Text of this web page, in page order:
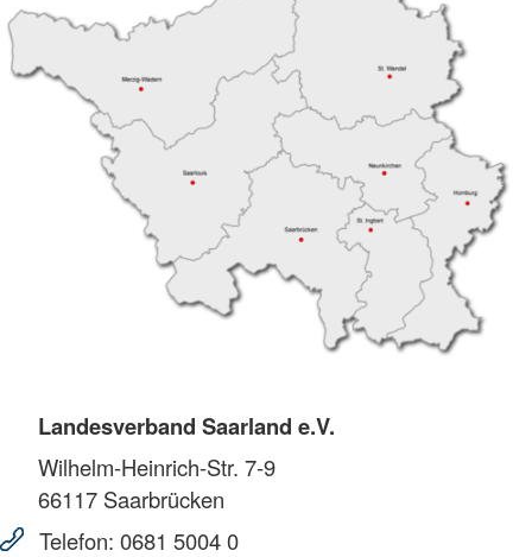
Landesverband Saarland e.V.
Wilhelm-Heinrich-Str. 7-9
66117 Saarbrücken
Telefon: 0681 5004 0